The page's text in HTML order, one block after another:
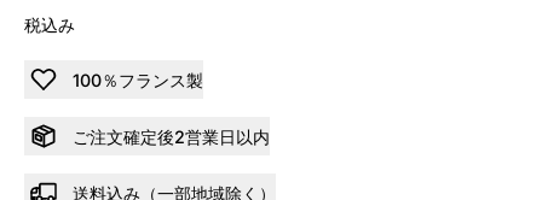
税込み
100％フランス製
ご注文確定後2営業日以内
送料込み（一部地域除く）